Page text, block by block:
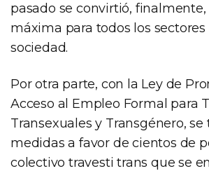
pasado se convirtió, finalmente,
máxima para todos los sectores
sociedad.
Por otra parte, con la Ley de
Acceso al Empleo Formal para
Transexuales y Transgénero,
medidas a favor de cientos de
colectivo travesti trans que se